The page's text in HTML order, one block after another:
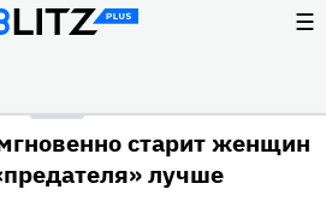
☰
старит женщин
лучше